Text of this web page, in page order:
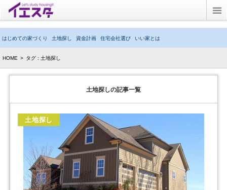
はじめての家づくり 土地探し 資金計画 住宅会社選び いい家とは
HOME > タグ : 土地探し
土地探しの記事一覧
土地探し
ブログ
キッズルーム
イエスタとは？